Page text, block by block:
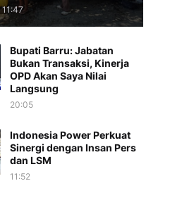
11:47
Bupati Barru: Jabatan
Bukan Transaksi, Kinerja
OPD Akan Saya Nilai
Langsung
20:05
Indonesia Power Perkuat
Sinergi dengan Insan Pers
dan LSM
11:52